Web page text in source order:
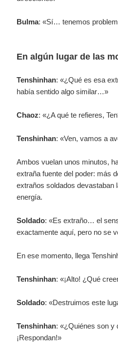
Bulma: «Sí… tenemos
En algún lugar de las
Tenshinhan: «¿Qué es esa
había sentido algo similar…»
Chaoz: «¿A qué te refieres,
Tenshinhan: «Ven, vamos a
Ambos vuelan unos minutos,
extraña fuente del poder: más
extraños soldados devastaban
energía.
Soldado: «Es extraño… el
exactamente aquí, pero no se
En ese momento, llega
Tenshinhan: «¡Alto! ¿Qué
Soldado: «Destruimos este
Tenshinhan: «¿Quiénes son y
¡Respondan!»